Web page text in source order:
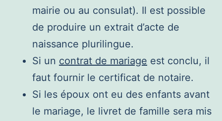
mairie ou au consulat). Il est possible
de produire un extrait d’acte de
naissance plurilingue.
Si un contrat de mariage est conclu, il
faut fournir le certificat de notaire.
Si les époux ont eu des enfants avant
le mariage, le livret de famille sera mis